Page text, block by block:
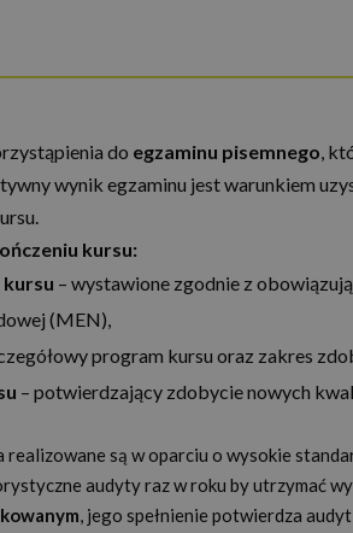
do egzaminu pisemnego,
wynik egzaminu jest warunkiem
kursu:
kursu – wystawione zgodnie z
(MEN),
program kursu oraz zakres
– potwierdzający zdobycie nowych
realizowane są w oparciu o wysokie
audyty raz w roku by utrzymać
, jego spełnienie potwierdza